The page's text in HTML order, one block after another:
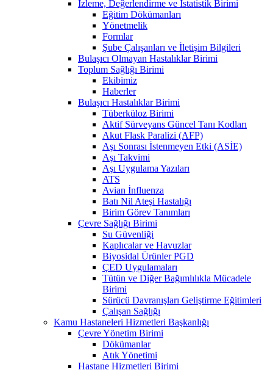
İzleme, Değerlendirme ve İstatistik Birimi
Eğitim Dökümanları
Yönetmelik
Formlar
Şube Çalışanları ve İletişim Bilgileri
Bulaşıcı Olmayan Hastalıklar Birimi
Toplum Sağlığı Birimi
Ekibimiz
Haberler
Bulaşıcı Hastalıklar Birimi
Tüberküloz Birimi
Aktif Sürveyans Güncel Tanı Kodları
Akut Flask Paralizi (AFP)
Aşı Sonrası İstenmeyen Etki (ASİE)
Aşı Takvimi
Aşı Uygulama Yazıları
ATS
Avian İnfluenza
Batı Nil Ateşi Hastalığı
Birim Görev Tanımları
Çevre Sağlığı Birimi
Su Güvenliği
Kaplıcalar ve Havuzlar
Biyosidal Ürünler PGD
ÇED Uygulamaları
Tütün ve Diğer Bağımlılıkla Mücadele
Birimi
Sürücü Davranışları Geliştirme Eğitimleri
Çalışan Sağlığı
Kamu Hastaneleri Hizmetleri Başkanlığı
Çevre Yönetim Birimi
Dökümanlar
Atık Yönetimi
Hastane Hizmetleri Birimi